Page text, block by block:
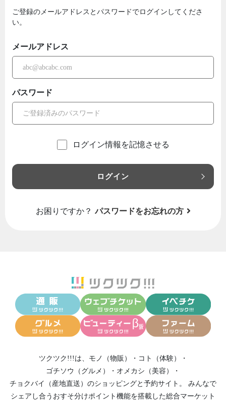
ご登録のメールアドレスとパスワードでログインしてくださ
い。
メールアドレス
パスワード
ログイン情報を記憶させる
ログイン
お困りですか？ パスワードをお忘れの方
ツクツク!!!は、 モノ（物販） ・ コト（体験）
・
ゴチソウ（グルメ）
・ オメカシ（美容）
・
チョクバイ（産地直送） のショッピングと予約サイト。
みんなで
シェアし合う おすそ分けポイント機能を搭載した総合マーケット